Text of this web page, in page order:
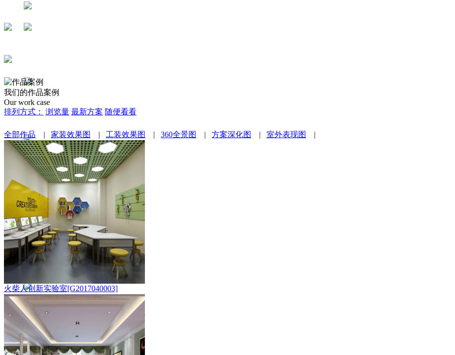
我们的作品案例
Our work case
排列方式：
浏览量 最新方案 随便看看
全部作品 | 家装效果图 | 工装效果图 | 360全景图 | 方案深化图 | 室外表现图 |
火柴人创新实验室[G2017040003]